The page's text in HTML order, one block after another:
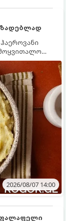
მოყვითალო
მაგრამ
უნდა
გამოვიდეს.
2026/08/07 14:00
ფალაფელი